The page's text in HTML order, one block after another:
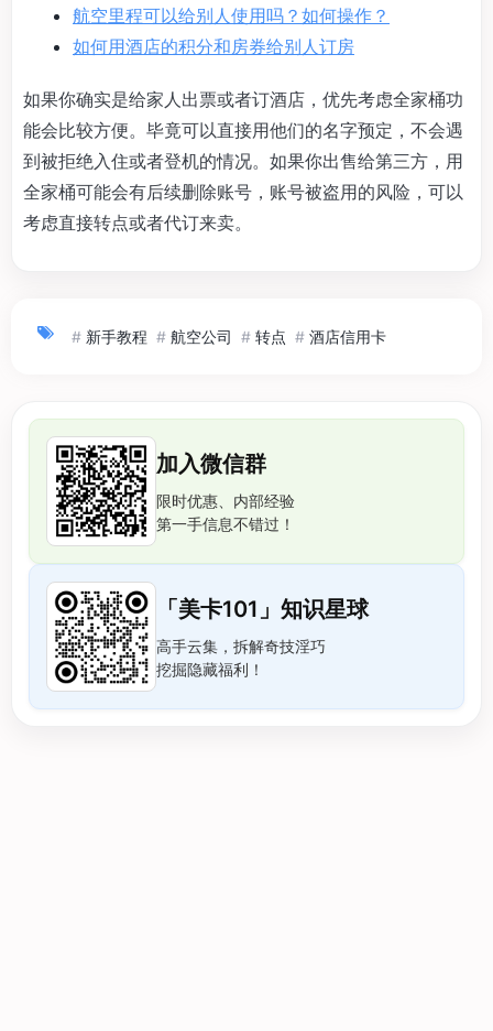
航空里程可以给别人使用吗？如何操作？
如何用酒店的积分和房券给别人订房
如果你确实是给家人出票或者订酒店，优先考虑全家桶功
能会比较方便。毕竟可以直接用他们的名字预定，不会遇
到被拒绝入住或者登机的情况。如果你出售给第三方，用
全家桶可能会有后续删除账号，账号被盗用的风险，可以
考虑直接转点或者代订来卖。
# 新手教程 # 航空公司 # 转点 # 酒店信用卡
加入微信群
限时优惠、内部经验
第一手信息不错过！
「美卡101」知识星球
高手云集，拆解奇技淫巧
挖掘隐藏福利！